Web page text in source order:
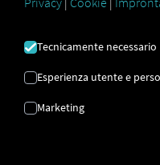
Integrazione di
Stai già utilizzando i
servizio con i dati
l'accesso alla
Tecnicamente necessario
Esperienza utente e
Marketing